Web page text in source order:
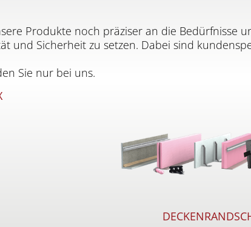
Produkte noch präziser an die Bedürfnisse
und Sicherheit zu setzen. Dabei sind
Sie nur bei uns.